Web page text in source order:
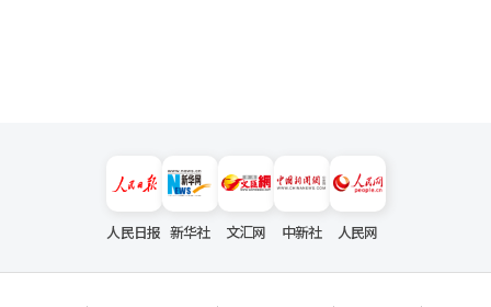
人民日报 新华社 文汇网 中新社 人民网